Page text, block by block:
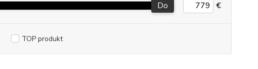
Do €
TOP produkt